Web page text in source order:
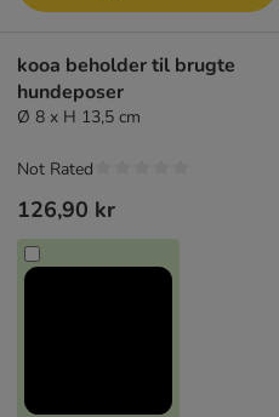
kooa beholder til brugte
hundeposer
Ø 8 x H 13,5 cm
126,90 kr
Not Rated